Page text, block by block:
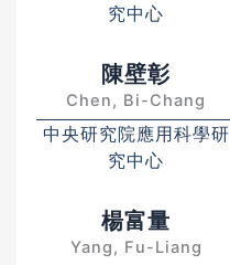
究中心
陳壁彰
Chen, Bi-Chang
中央研究院應用科學研
究中心
楊富量
Yang, Fu-Liang